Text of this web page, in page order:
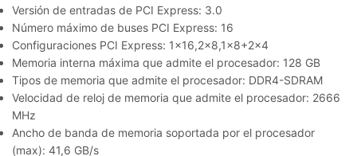
Versión de entradas de PCI Express: 3.0
Número máximo de buses PCI Express: 16
Configuraciones PCI Express: 1×16,2×8,1×8+2×4
Memoria interna máxima que admite el procesador: 128 GB
Tipos de memoria que admite el procesador: DDR4-SDRAM
Velocidad de reloj de memoria que admite el procesador: 2666
MHz
Ancho de banda de memoria soportada por el procesador
(max): 41,6 GB/s